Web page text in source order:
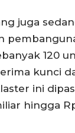
juga
120
kunci
ini
hingga